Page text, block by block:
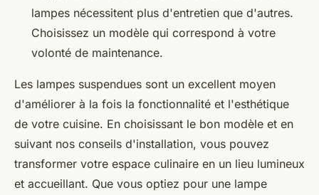
lampes nécessitent plus d'entretien que d'autres.
Choisissez un modèle qui correspond à votre
volonté de maintenance.
Les lampes suspendues sont un excellent moyen
d'améliorer à la fois la fonctionnalité et l'esthétique
de votre cuisine. En choisissant le bon modèle et en
suivant nos conseils d'installation, vous pouvez
transformer votre espace culinaire en un lieu lumineux
et accueillant. Que vous optiez pour une lampe